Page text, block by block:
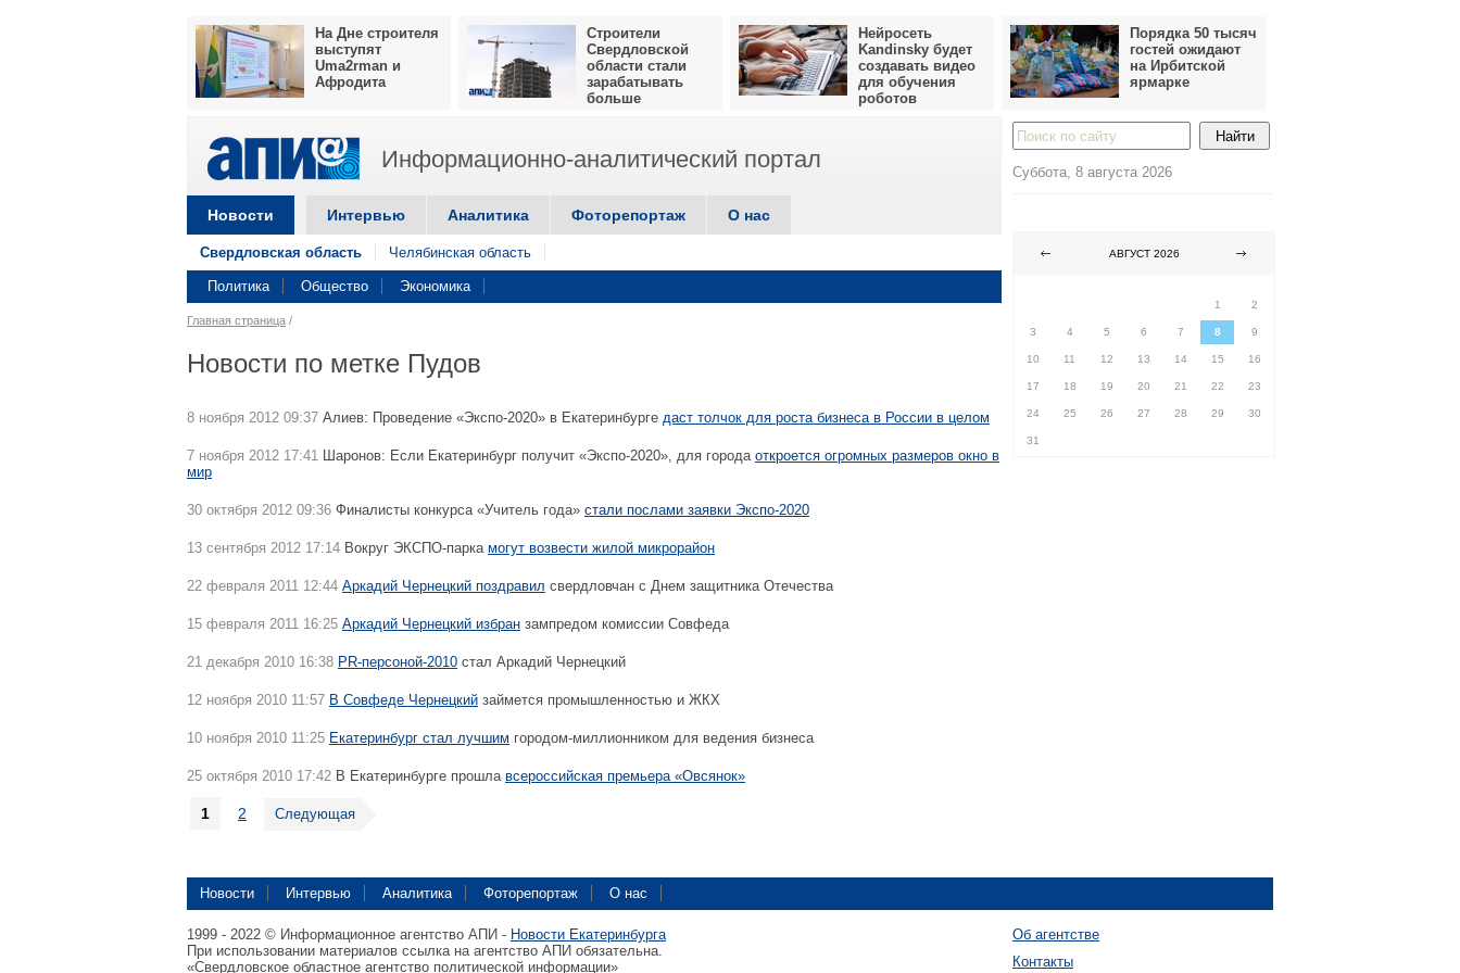
На Дне строителя
выступят
Uma2rman и
Афродита
Строители
Свердловской
области стали
зарабатывать
больше
Нейросеть
Kandinsky будет
создавать видео
для обучения
роботов
Порядка 50 тысяч
гостей ожидают
на Ирбитской
ярмарке
Информационно-аналитический портал
Новости Интервью Аналитика Фоторепортаж О нас
Свердловская область Челябинская область
Политика Общество Экономика
Главная страница /
Новости по метке Пудов
8 ноября 2012 09:37 Алиев: Проведение «Экспо-2020» в Екатеринбурге даст толчок для роста бизнеса в России в целом
7 ноября 2012 17:41 Шаронов: Если Екатеринбург получит «Экспо-2020», для города откроется огромных размеров окно в
мир
30 октября 2012 09:36 Финалисты конкурса «Учитель года» стали послами заявки Экспо-2020
13 сентября 2012 17:14 Вокруг ЭКСПО-парка могут возвести жилой микрорайон
22 февраля 2011 12:44 Аркадий Чернецкий поздравил свердловчан с Днем защитника Отечества
15 февраля 2011 16:25 Аркадий Чернецкий избран зампредом комиссии Совфеда
21 декабря 2010 16:38 PR-персоной-2010 стал Аркадий Чернецкий
12 ноября 2010 11:57 В Совфеде Чернецкий займется промышленностью и ЖКХ
10 ноября 2010 11:25 Екатеринбург стал лучшим городом-миллионником для ведения бизнеса
25 октября 2010 17:42 В Екатеринбурге прошла всероссийская премьера «Овсянок»
1 2 Следующая
Суббота, 8 августа 2026
АВГУСТ 2026
1
2
3 4 5 6 7 8 9
10 11 12 13 14 15 16
17 18 19 20 21 22 23
24 25 26 27 28 29 30
31
Новости Интервью Аналитика Фоторепортаж О нас
1999 - 2022 © Информационное агентство АПИ - Новости Екатеринбурга
При использовании материалов ссылка на агентство АПИ обязательна.
«Свердловское областное агентство политической информации»
Об агентстве
Контакты